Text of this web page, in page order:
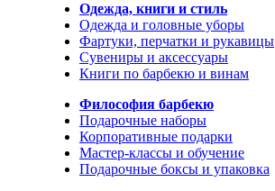
Одежда, книги и стиль
Одежда и головные уборы
Фартуки, перчатки и рукавицы
Сувениры и аксессуары
Книги по барбекю и винам
Философия барбекю
Подарочные наборы
Корпоративные подарки
Мастер-классы и обучение
Подарочные боксы и упаковка